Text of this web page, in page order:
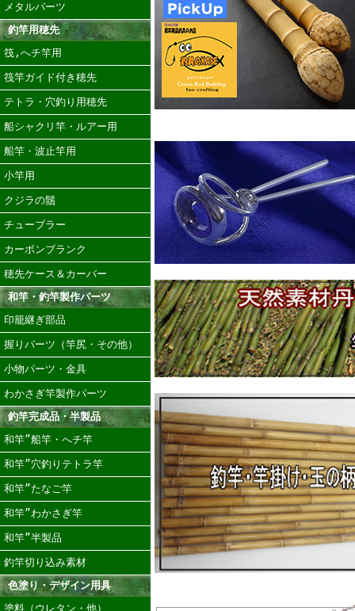
メタルパーツ
釣竿用穂先
筏,へチ竿用
筏竿ガイド付き穂先
テトラ・穴釣り用穂先
船シャクリ竿・ルアー用
船竿・波止竿用
小竿用
クジラの鬚
チューブラー
カーボンブランク
穂先ケース＆カーバー
和竿・釣竿製作パーツ
印籠継ぎ部品
握りパーツ（竿尻・その他）
小物パーツ・金具
わかさぎ竿製作パーツ
釣竿完成品・半製品
和竿”船竿・へチ竿
和竿”穴釣りテトラ竿
和竿”たなご竿
和竿”わかさぎ竿
和竿”半製品
釣竿切り込み素材
色塗り・デザイン用具
塗料（ウレタン・他）